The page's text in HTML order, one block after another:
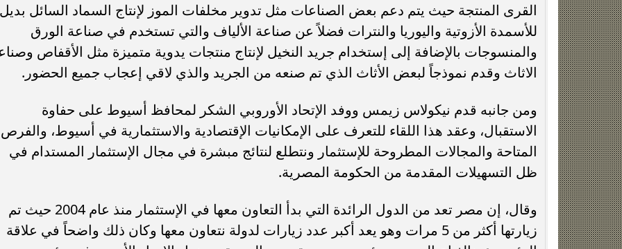
القرى المنتجة حيث يتم دعم بعض الصناعات مثل تدوير مخلفات الموز لإنتاج السماد السائل بديل
للأسمدة الأزوتية واليوريا والنترات فضلاً عن صناعة الألياف والتي تستخدم في صناعة الورق
والمنسوجات بالإضافة إلى إستخدام جريد النخيل لإنتاج منتجات يدوية متميزة مثل الأقفاص
الاثاث وقدم نموذجاً لبعض الأثاث الذي تم صنعه من الجريد والذي لاقي إعجاب جميع الحضور.
ومن جانبه قدم نيكولاس زيمس ووفد الإتحاد الأوروبي الشكر لمحافظ أسيوط على حفاوة
الاستقبال، وعقد هذا اللقاء للتعرف على الإمكانيات الإقتصادية والاستثمارية في أسيوط، والفرص
المتاحة والمجالات المطروحة للإستثمار ونتطلع لنتائج مبشرة في مجال الإستثمار المستدام في
ظل التسهيلات المقدمة من الحكومة المصرية.
وقال، إن مصر تعد من الدول الرائدة التي بدأ التعاون معها في الإستثمار منذ عام 2004 حيث تم
زيارتها أكثر من 5 مرات وهو يعد أكبر عدد زيارات لدولة نتعاون معها وكان ذلك واضحاً في علاقة